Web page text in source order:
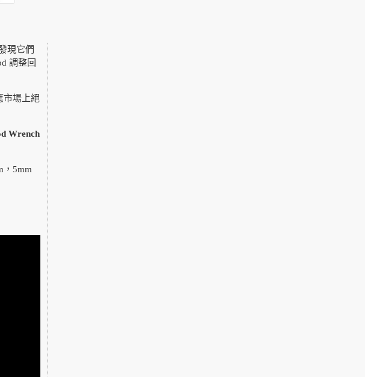
現它們
調整回
市場上絕
Wrench
，5mm